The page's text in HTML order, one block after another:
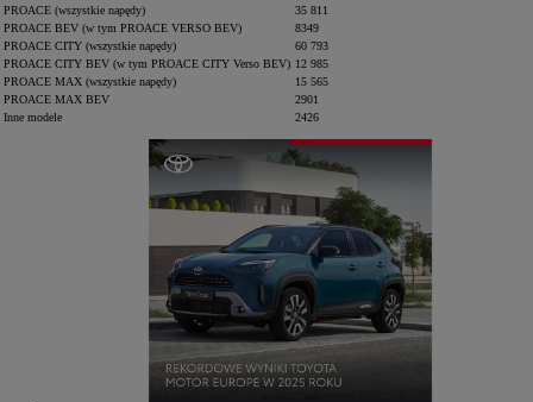
PROACE (wszystkie napędy)
35 811
PROACE BEV (w tym PROACE VERSO BEV)
8349
PROACE CITY (wszystkie napędy)
60 793
PROACE CITY BEV (w tym PROACE CITY Verso BEV) 12 985
PROACE MAX (wszystkie napędy)
15 565
PROACE MAX BEV
2901
Inne modele
2426